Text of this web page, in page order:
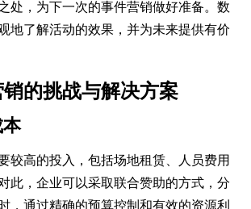
处，为下一次的事件营销做好准备。数
地了解活动的效果，并为未来提供有价
的挑战与解决方案
本
较高的投入，包括场地租赁、人员费用
此，企业可以采取联合赞助的方式，分
，通过精确的预算控制和有效的资源利